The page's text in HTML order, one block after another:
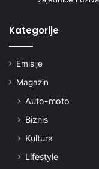
Kategorije
Emisije
Magazin
Auto-moto
Biznis
Kultura
Lifestyle